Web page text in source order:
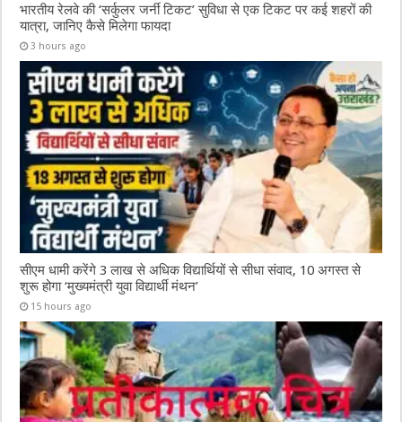
भारतीय रेलवे की ‘सर्कुलर जर्नी टिकट’ सुविधा से एक टिकट पर कई शहरों की
यात्रा, जानिए कैसे मिलेगा फायदा
3 hours ago
सीएम धामी करेंगे 3 लाख से अधिक विद्यार्थियों से सीधा संवाद, 10 अगस्त से
शुरू होगा ‘मुख्यमंत्री युवा विद्यार्थी मंथन’
15 hours ago